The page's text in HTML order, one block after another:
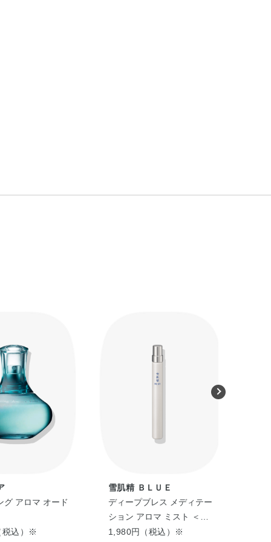
グ アロマ オード
税込）※
雪肌精 ＢＬＵＥ
ディープブレス メディテー
ション アロマ ミスト ＜
10mL＞
1,980円（税込）※